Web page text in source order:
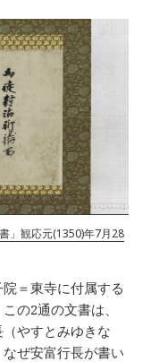
」観応元(1350)年7月28
＝東寺に付属する
の2通の文書は、
やすとみゆきな
ぜ安富行長が書い